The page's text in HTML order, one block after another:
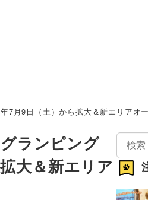
7月9日（土）から拡大＆新エリアオ
ランピング
大＆新エリア
検
索